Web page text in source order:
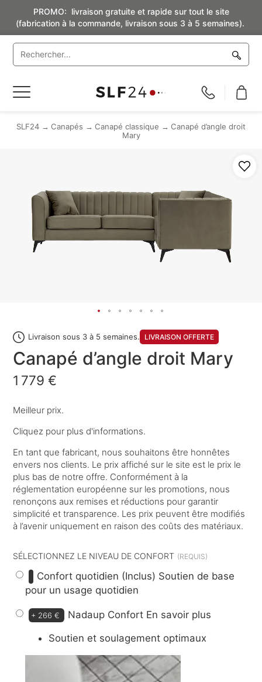
PROMO: livraison gratuite et rapide sur tout le site
(fabrication à la commande, livraison sous 3 à 5 semaines).
Basculer
SLF24 Canapés Canapé classique
Canapé d’angle droit
Mary
Livraison sous 3 à 5 semaines. LIVRAISON OFFERTE
Canapé d’angle droit Mary
1 779 €
Meilleur prix.
Cliquez pour plus d'informations.
En tant que fabricant, nous souhaitons être honnêtes
envers nos clients. Le prix affiché sur le site est le prix le
plus bas de notre offre. Conformément à la
réglementation européenne sur les promotions, nous
renonçons aux remises et réductions pour garantir
simplicité et transparence. Les prix peuvent être modifiés
à l’avenir uniquement en raison des coûts des matériaux.
SÉLECTIONNEZ LE NIVEAU DE CONFORT
Confort quotidien (Inclus) Soutien de base
pour un usage quotidien
+ 266 € Nadaup Confort En savoir plus
Soutien et soulagement optimaux